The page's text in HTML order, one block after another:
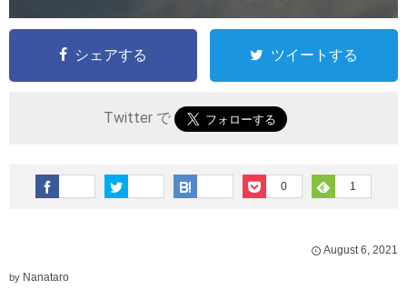
シェアする ツイートする
Twitter で
0 1
August 6, 2021
by Nanataro